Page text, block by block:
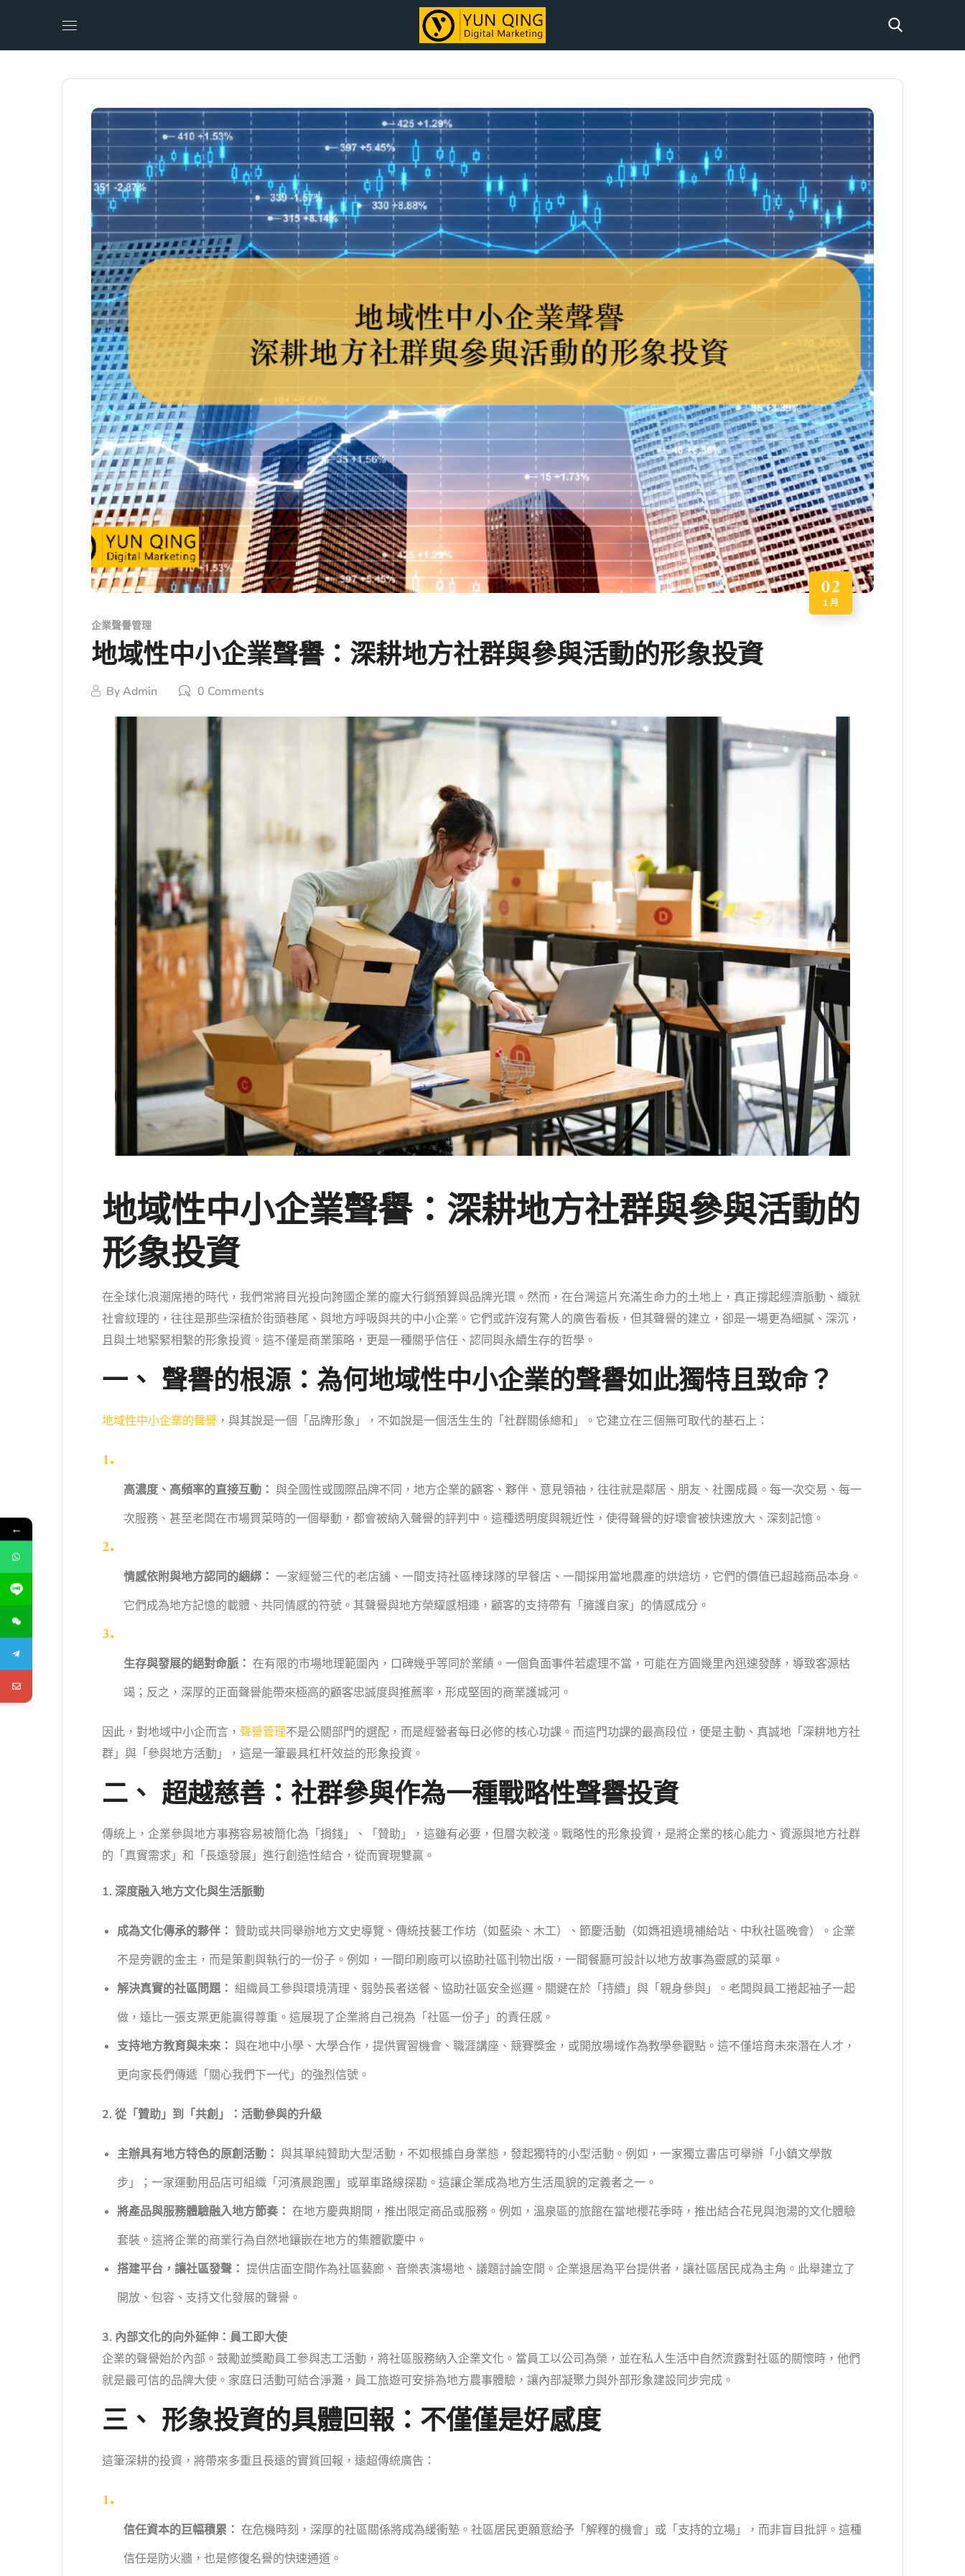
02
1 月
企業聲譽管理
地域性中小企業聲譽：深耕地方社群與參與活動的形象投資
ByAdmin 0 Comments
地域性中小企業聲譽：深耕地方社群與參與活動的
形象投資
在全球化浪潮席捲的時代，我們常將目光投向跨國企業的龐大行銷預算與品牌光環。然而，在台灣這片充滿生命力的土地上，真正撐起經濟脈動、織就
社會紋理的，往往是那些深植於街頭巷尾、與地方呼吸與共的中小企業。它們或許沒有驚人的廣告看板，但其聲譽的建立，卻是一場更為細膩、深沉，
且與土地緊緊相繫的形象投資。這不僅是商業策略，更是一種關乎信任、認同與永續生存的哲學。
一、 聲譽的根源：為何地域性中小企業的聲譽如此獨特且致命？
地域性中小企業的聲譽 ，與其說是一個「品牌形象」，不如說是一個活生生的「社群關係總和」。它建立在三個無可取代的基石上：
高濃度、高頻率的直接互動： 與全國性或國際品牌不同，地方企業的顧客、夥伴、意見領袖，往往就是鄰居、朋友、社團成員。每一次交易、每一
次服務、甚至老闆在市場買菜時的一個舉動，都會被納入聲譽的評判中。這種透明度與親近性，使得聲譽的好壞會被快速放大、深刻記憶。
情感依附與地方認同的綑綁： 一家經營三代的老店舖、一間支持社區棒球隊的早餐店、一間採用當地農產的烘焙坊，它們的價值已超越商品本身。
它們成為地方記憶的載體、共同情感的符號。其聲譽與地方榮耀感相連，顧客的支持帶有「擁護自家」的情感成分。
生存與發展的絕對命脈： 在有限的市場地理範圍內，口碑幾乎等同於業績。一個負面事件若處理不當，可能在方圓幾里內迅速發酵，導致客源枯
竭；反之，深厚的正面聲譽能帶來極高的顧客忠誠度與推薦率，形成堅固的商業護城河。
因此，對地域中小企而言， 聲譽管理不是公關部門的選配，而是經營者每日必修的核心功課。而這門功課的最高段位，便是主動、真誠地「深耕地方社
群」與「參與地方活動」，這是一筆最具杠杆效益的形象投資。
二、 超越慈善：社群參與作為一種戰略性聲譽投資
傳統上，企業參與地方事務容易被簡化為「捐錢」、「贊助」，這雖有必要，但層次較淺。戰略性的形象投資，是將企業的核心能力、資源與地方社群
的「真實需求」和「長遠發展」進行創造性結合，從而實現雙贏。
1. 深度融入地方文化與生活脈動
成為文化傳承的夥伴： 贊助或共同舉辦地方文史導覽、傳統技藝工作坊（如藍染、木工）、節慶活動（如媽祖遶境補給站、中秋社區晚會）。企業
不是旁觀的金主，而是策劃與執行的一份子。例如，一間印刷廠可以協助社區刊物出版，一間餐廳可設計以地方故事為靈感的菜單。
解決真實的社區問題： 組織員工參與環境清理、弱勢長者送餐、協助社區安全巡邏。關鍵在於「持續」與「親身參與」。老闆與員工捲起袖子一起
做，遠比一張支票更能贏得尊重。這展現了企業將自己視為「社區一份子」的責任感。
支持地方教育與未來： 與在地中小學、大學合作，提供實習機會、職涯講座、競賽獎金，或開放場域作為教學參觀點。這不僅培育未來潛在人才，
更向家長們傳遞「關心我們下一代」的強烈信號。
2. 從「贊助」到「共創」：活動參與的升級
主辦具有地方特色的原創活動： 與其單純贊助大型活動，不如根據自身業態，發起獨特的小型活動。例如，一家獨立書店可舉辦「小鎮文學散
步」；一家運動用品店可組織「河濱晨跑團」或單車路線探勘。這讓企業成為地方生活風貌的定義者之一。
將產品與服務體驗融入地方節奏： 在地方慶典期間，推出限定商品或服務。例如，溫泉區的旅館在當地櫻花季時，推出結合花見與泡湯的文化體驗
套裝。這將企業的商業行為自然地鑲嵌在地方的集體歡慶中。
搭建平台，讓社區發聲： 提供店面空間作為社區藝廊、音樂表演場地、議題討論空間。企業退居為平台提供者，讓社區居民成為主角。此舉建立了
開放、包容、支持文化發展的聲譽。
3. 內部文化的向外延伸：員工即大使
企業的聲譽始於內部。鼓勵並獎勵員工參與志工活動，將社區服務納入企業文化。當員工以公司為榮，並在私人生活中自然流露對社區的關懷時，他們
就是最可信的品牌大使。家庭日活動可結合淨灘，員工旅遊可安排為地方農事體驗，讓內部凝聚力與外部形象建設同步完成。
三、 形象投資的具體回報：不僅僅是好感度
這筆深耕的投資，將帶來多重且長遠的實質回報，遠超傳統廣告：
信任資本的巨幅積累： 在危機時刻，深厚的社區關係將成為緩衝墊。社區居民更願意給予「解釋的機會」或「支持的立場」，而非盲目批評。這種
信任是防火牆，也是修復名譽的快速通道。
←